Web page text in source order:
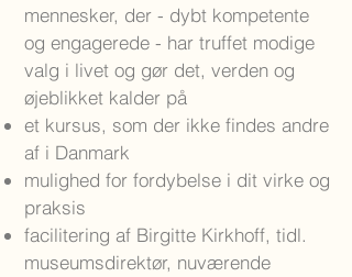
mennesker, der - dybt kompetente
og engagerede - har truffet modige
valg i livet og gør det, verden og
øjeblikket kalder på
et kursus, som der ikke findes andre
af i Danmark
mulighed for fordybelse i dit virke og
praksis
facilitering af Birgitte Kirkhoff, tidl.
museumsdirektør, nuværende